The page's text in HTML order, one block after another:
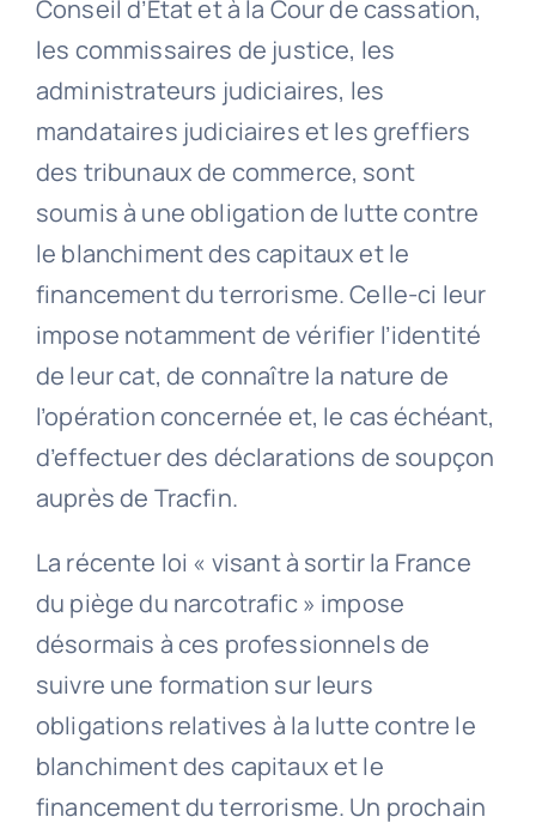
Conseil d’État et à la Cour de cassation,
les commissaires de justice, les
administrateurs judiciaires, les
mandataires judiciaires et les greffiers
des tribunaux de commerce, sont
soumis à une obligation de lutte contre
le blanchiment des capitaux et le
financement du terrorisme. Celle-ci leur
impose notamment de vérifier l’identité
de leur cat, de connaître la nature de
l’opération concernée et, le cas échéant,
d’effectuer des déclarations de soupçon
auprès de Tracfin.
La récente loi « visant à sortir la France
du piège du narcotrafic » impose
désormais à ces professionnels de
suivre une formation sur leurs
obligations relatives à la lutte contre le
blanchiment des capitaux et le
financement du terrorisme. Un prochain